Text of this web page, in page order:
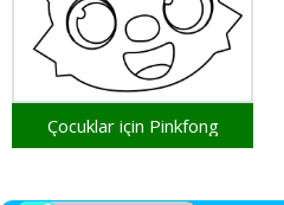
Çocuklar için Pinkfong